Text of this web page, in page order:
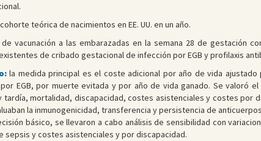
teórica de nacimientos en EE. UU. en un año.
vacunación a las embarazadas en la semana 28 de gestación
de cribado gestacional de infección por EGB y profilaxis
la medida principal es el coste adicional por año de vida ajustado
EGB, por muerte evitada y por año de vida ganado. Se valoró
mortalidad, discapacidad, costes asistenciales y costes por
la inmunogenicidad, transferencia y persistencia de
básico, se llevaron a cabo análisis de sensibilidad con
sepsis y costes asistenciales y por discapacidad.